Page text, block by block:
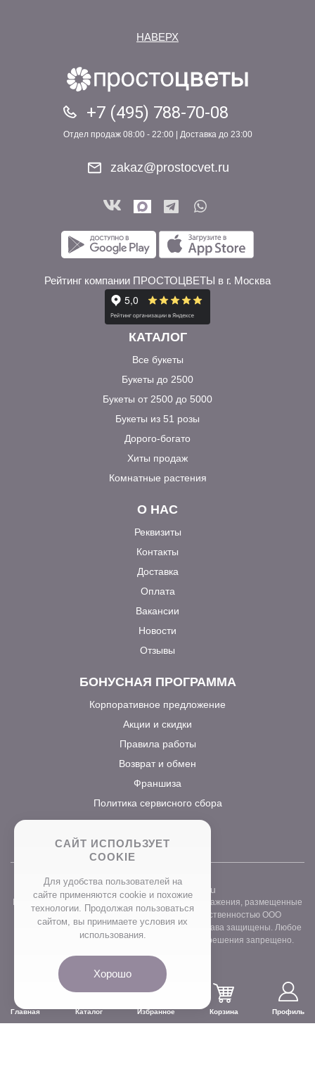
Главная Каталог Избранное Корзина Профиль
НАВЕРХ
+7 (495) 788-70-08
Отдел продаж 08:00 - 22:00 | Доставка до 23:00
zakaz@prostocvet.ru
Рейтинг компании ПРОСТОЦВЕТЫ в г. Москва
КАТАЛОГ
Все букеты
Букеты до 2500
Букеты от 2500 до 5000
Букеты из 51 розы
Дорого-богато
Хиты продаж
Комнатные растения
О НАС
Реквизиты
Контакты
Доставка
Оплата
Вакансии
Новости
Отзывы
БОНУСНАЯ ПРОГРАММА
Корпоративное предложение
Акции и скидки
Правила работы
Возврат и обмен
Франшиза
Политика сервисного сбора
www.prostocvet.ru
Вся текстовая информация и графические изображения, размещенные
на сайте интернет-магазина, являются собственностью ООО
«ПРОСТОБУКЕТ» ОГРН 1157746211248. Все права защищены. Любое
использование контента без письменного разрешения запрещено.
САЙТ ИСПОЛЬЗУЕТ
COOKIE
Для удобства пользователей на
сайте применяются сookie и похожие
технологии. Продолжая пользоваться
сайтом, вы принимаете условия их
использования.
Хорошо